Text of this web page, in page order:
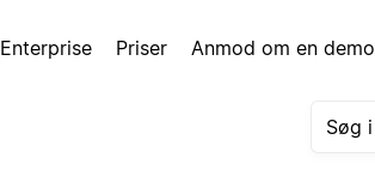
Enterprise Priser Anmod om en demo